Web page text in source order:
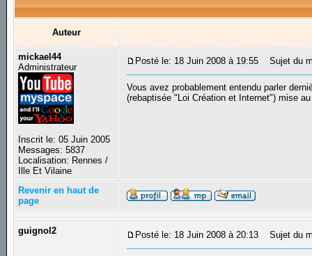
Auteur
mickael44
Administrateur
Inscrit le: 05 Juin 2005
Messages: 5837
Localisation: Rennes /
Ille Et Vilaine
Posté le: 18 Juin 2008 à 19:55 Sujet du
Vous avez probablement entendu parler
(rebaptisée "Loi Création et Internet") mise
Revenir en haut de
page
guignol2 Posté le: 18 Juin 2008 à 20:13 Sujet du